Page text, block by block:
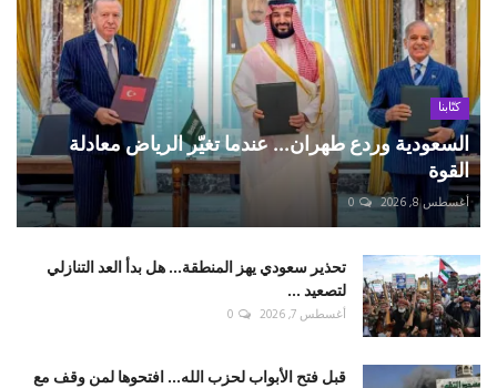
كتّابنا
السعودية وردع طهران... عندما تغيّر الرياض معادلة
القوة
أغسطس 8, 2026 0
تحذير سعودي يهز المنطقة... هل بدأ العد التنازلي
لتصعيد ...
أغسطس 7, 2026 0
قبل فتح الأبواب لحزب الله... افتحوها لمن وقف مع